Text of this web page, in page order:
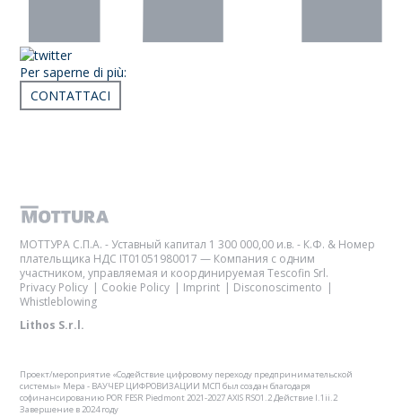
Per saperne di più:
CONTATTACI
МОТТУРА С.П.А. - Уставный капитал 1 300 000,00 и.в. - К.Ф. & Номер
плательщика НДС IT01051980017 — Компания с одним
участником, управляемая и координируемая Tescofin Srl.
Privacy Policy
Cookie Policy Imprint
Disconoscimento
Whistleblowing
Lithos S.r.l.
Проект/мероприятие «Содействие цифровому переходу предпринимательской
системы» Мера - ВАУЧЕР ЦИФРОВИЗАЦИИ МСП был создан благодаря
софинансированию POR FESR Piedmont 2021-2027 AXIS RSO1.2 Действие I.1ii.2
Завершение в 2024 году